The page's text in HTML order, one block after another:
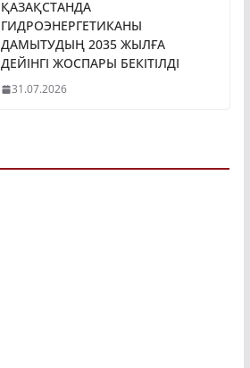
ҚАЗАҚСТАНДА
ГИДРОЭНЕРГЕТИКАНЫ
ДАМЫТУДЫҢ 2035 ЖЫЛҒА
ДЕЙІНГІ ЖОСПАРЫ БЕКІТІЛДІ
31.07.2026